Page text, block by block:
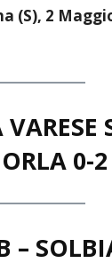
(S), 2
0-2
–